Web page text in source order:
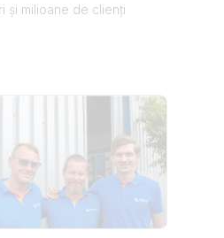
și milioane de clienți